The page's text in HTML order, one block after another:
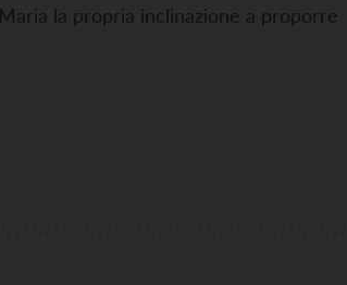
la propria inclinazione a proporre